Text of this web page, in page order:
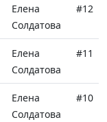
Елена
Солдатова
#12
Елена
Солдатова
#11
Елена
Солдатова
#10